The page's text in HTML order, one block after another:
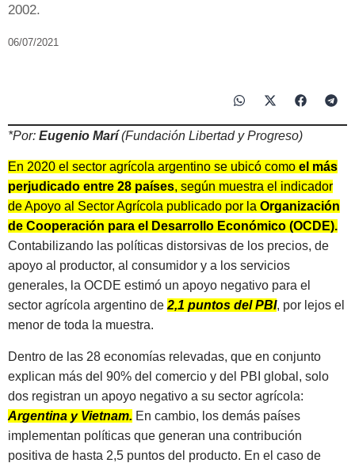
2002.
06/07/2021
*Por: Eugenio Marí (Fundación Libertad y Progreso)
En 2020 el sector agrícola argentino se ubicó como el más
perjudicado entre 28 países, según muestra el indicador
de Apoyo al Sector Agrícola publicado por la Organización
de Cooperación para el Desarrollo Económico (OCDE).
Contabilizando las políticas distorsivas de los precios, de
apoyo al productor, al consumidor y a los servicios
generales, la OCDE estimó un apoyo negativo para el
sector agrícola argentino de 2,1 puntos del PBI, por lejos el
menor de toda la muestra.
Dentro de las 28 economías relevadas, que en conjunto
explican más del 90% del comercio y del PBI global, solo
dos registran un apoyo negativo a su sector agrícola:
Argentina y Vietnam. En cambio, los demás países
implementan políticas que generan una contribución
positiva de hasta 2,5 puntos del producto. En el caso de